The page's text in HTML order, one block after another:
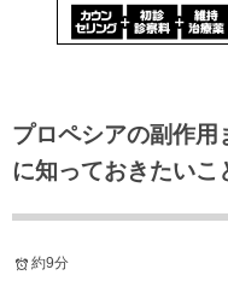
プロペシアの副作
に知っておきたいこ
約9分